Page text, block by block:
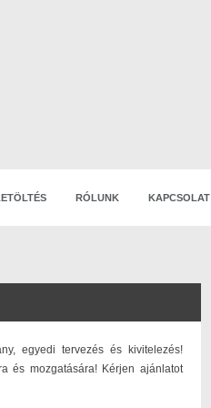
RÓLUNK KAPCSOLAT
egyedi tervezés és kivitelezés!
és mozgatására! Kérjen ajánlatot